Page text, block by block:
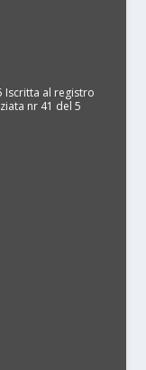
Iscritta al registro
nr 41 del 5